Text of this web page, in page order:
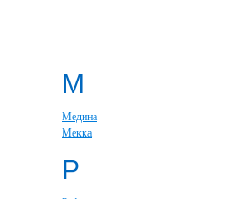
М
Медина
Мекка
Р